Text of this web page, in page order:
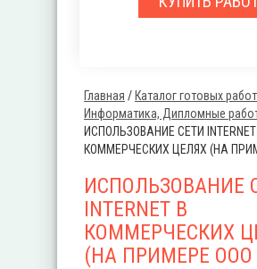
Вы здесь
Главная / Каталог готовых работ
Информатика, Дипломные
ИСПОЛЬЗОВАНИЕ СЕТИ INTERNET
КОММЕРЧЕСКИХ ЦЕЛЯХ (НА
ИСПОЛЬЗОВАНИЕ
INTERNET В
КОММЕРЧЕСКИХ
(НА ПРИМЕРЕ ООО